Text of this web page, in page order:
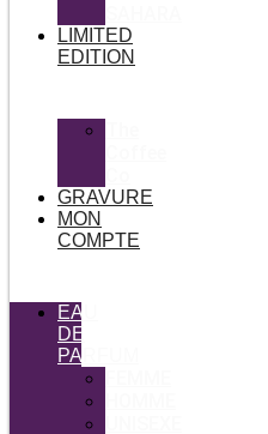
LIMITED
EDITION
GRAVURE
MON
COMPTE
EAU
DE
PARFUM